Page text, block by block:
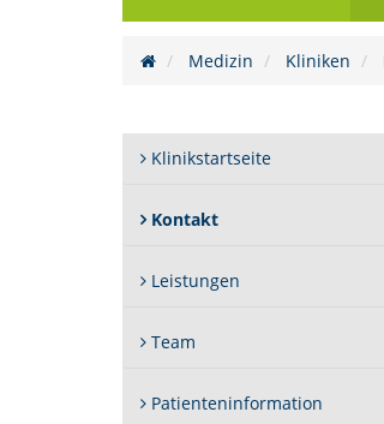
Medizin Kliniken
Klinikstartseite
Kontakt(Standort)
Leistungen
Team
Patienteninformation